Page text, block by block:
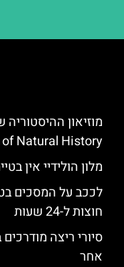
Natural History)
מלון הולידיי אין
לככב על המסכים
חוצות ל-24 שעות
סיורי ריצה
אחר